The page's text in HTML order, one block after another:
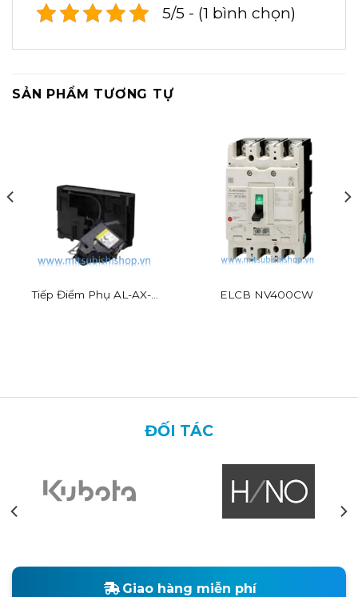
5/5 - (1 bình chọn)
SẢN PHẨM TƯƠNG TỰ
Tiếp Điểm Phụ AL-AX-
ELCB NV400CW
ĐỐI TÁC
Giao hàng miễn phí